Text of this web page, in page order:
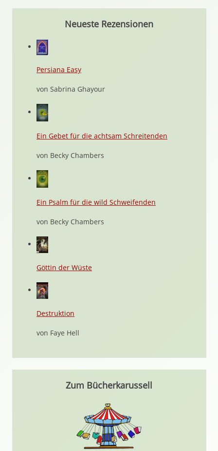
Neueste Rezensionen
Persiana Easy
von Sabrina Ghayour
Ein Gebet für die achtsam Schreitenden
von Becky Chambers
Ein Psalm für die wild Schweifenden
von Becky Chambers
Göttin der Wüste
Destruktion
von Faye Hell
Zum Bücherkarussell